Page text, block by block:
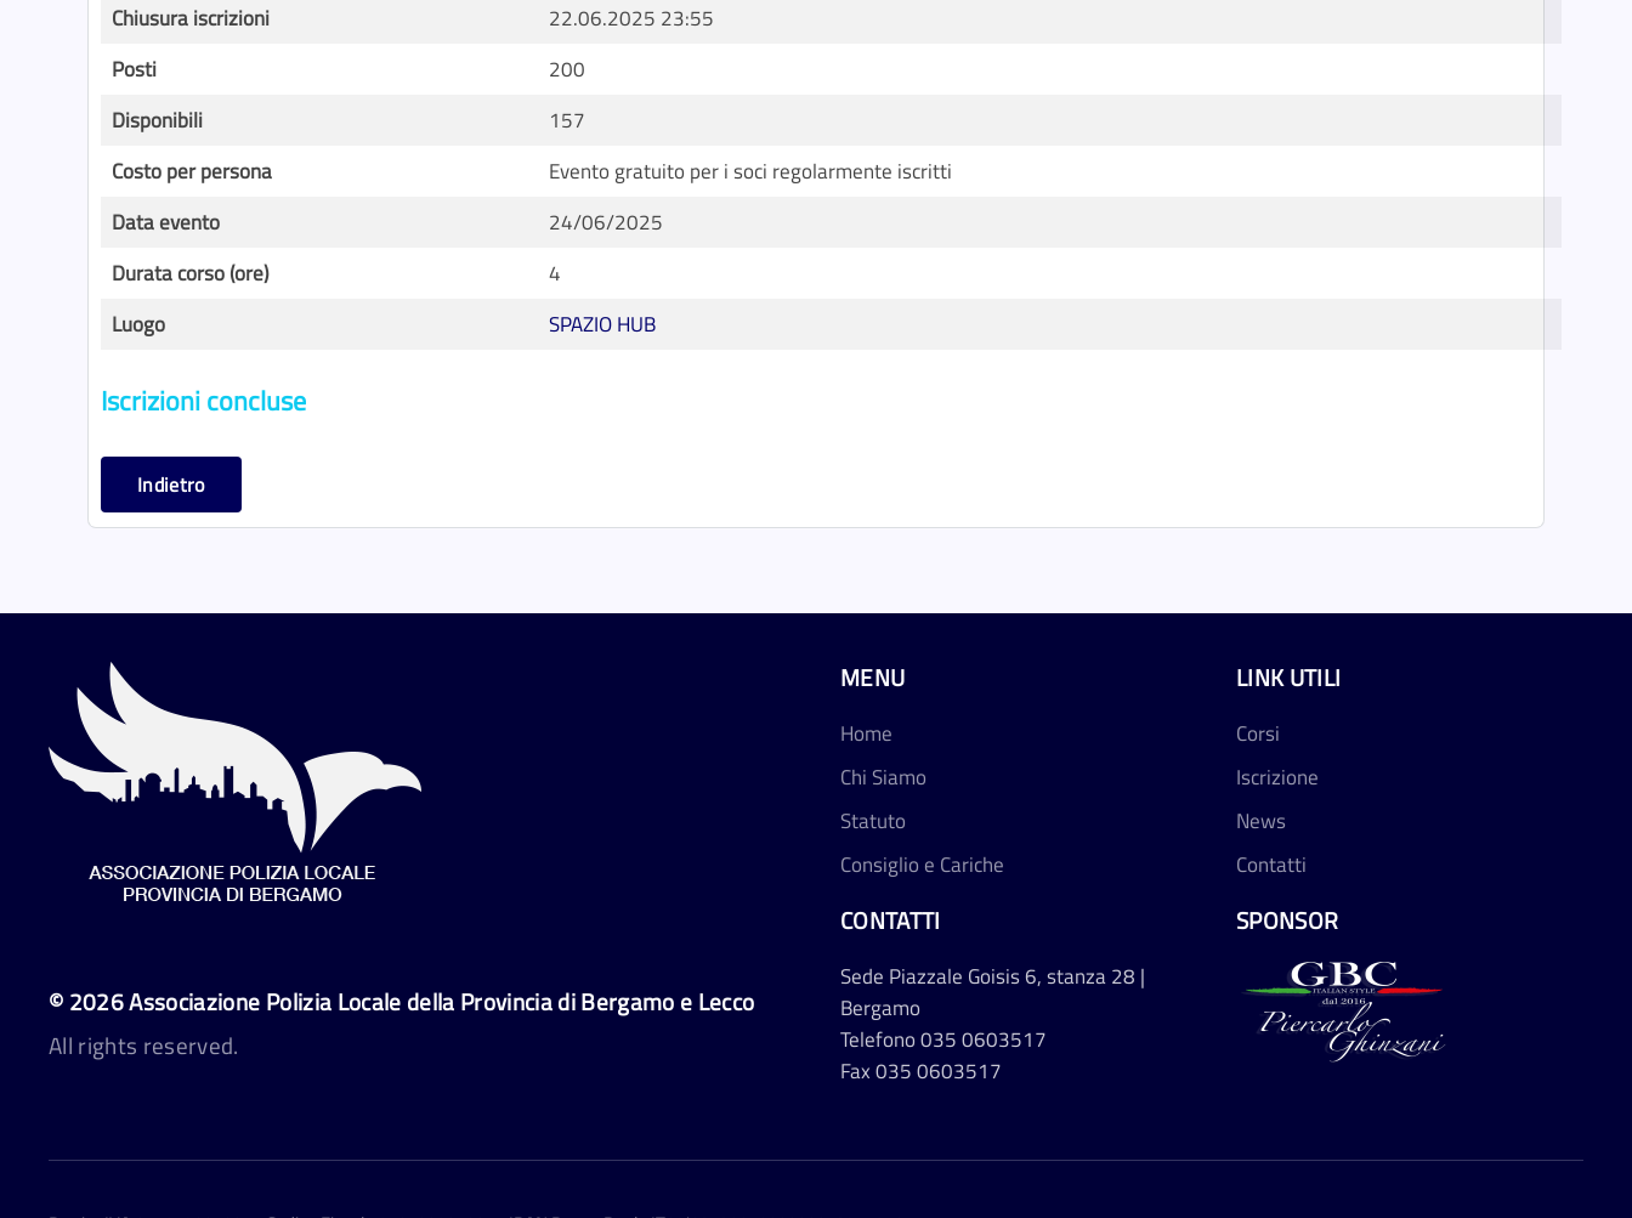
Chiusura iscrizioni
22.06.2025 23:55
Posti
200
Disponibili
157
Costo per persona
Evento gratuito per i soci regolarmente iscritti
Data evento
24/06/2025
Durata corso (ore)
4
Luogo
SPAZIO HUB
Iscrizioni concluse
Indietro
© 2026Associazione Polizia Locale della Provincia di Bergamo e Lecco
All rights reserved.
MENU
Home
Chi Siamo
Statuto
Consiglio e Cariche
LINK UTILI
Corsi
Iscrizione
News
Contatti
CONTATTI
Sede Piazzale Goisis 6, stanza 28 |
Bergamo
Telefono035 0603517
Fax035 0603517
SPONSOR